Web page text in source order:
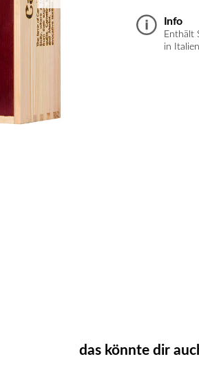
Info
Enthält
in Italien
das könnte dir